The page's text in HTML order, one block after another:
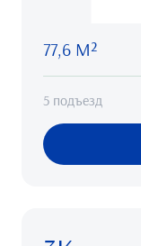
77,6 М²
5 подъезд